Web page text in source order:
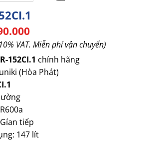
Giá
hiện
tại
là:
3.990.000.
VAT. Miễn phí vận chuyển)
152CI.1 chính hãng
(Hòa Phát)
tiếp
147 lít